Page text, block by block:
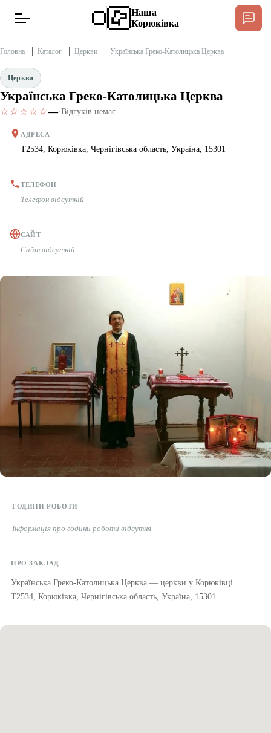
Новини
Публікації
Довідник
Про нас
Бюджет
Тендери
Контакти
Спільнота Місцевих
Наша
Корюківка
Головна Каталог Церкви Українська Греко-Католицька Церква
Церкви
Українська Греко-Католицька Церква
☆☆☆☆☆—·Відгуків немає
АДРЕСА
T2534, Корюківка, Чернігівська область, Україна, 15301
ТЕЛЕФОН
Телефон відсутній
САЙТ
Сайт відсутній
ГОДИНИ РОБОТИ
Інформація про години роботи відсутня
ПРО ЗАКЛАД
Українська Греко-Католицька Церква — церкви у Корюківці.
T2534, Корюківка, Чернігівська область, Україна, 15301.